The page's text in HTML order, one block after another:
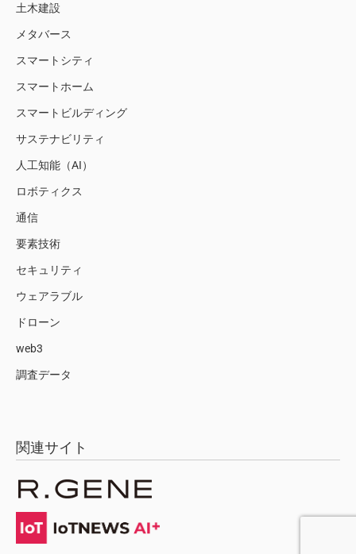
土木建設
メタバース
スマートシティ
スマートホーム
スマートビルディング
サステナビリティ
人工知能（AI）
ロボティクス
通信
要素技術
セキュリティ
ウェアラブル
ドローン
web3
調査データ
関連サイト